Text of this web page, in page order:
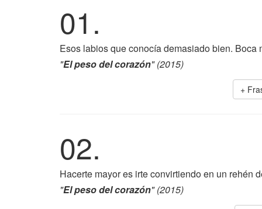
01.
Esos labios que conocía demasiado bien. Boca
"El peso del corazón" (2015)
+
02.
Hacerte mayor es irte convirtiendo en un rehén
"El peso del corazón" (2015)